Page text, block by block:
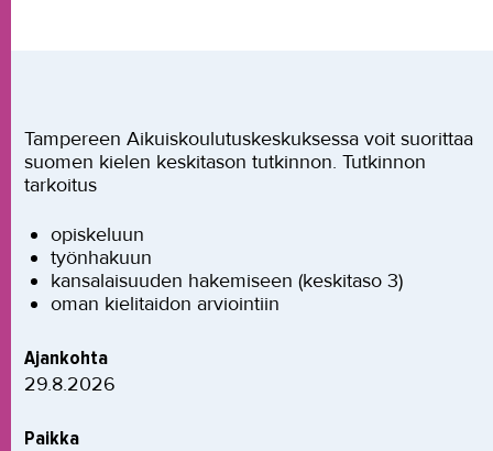
Tampereen Aikuiskoulutuskeskuksessa voit suorittaa
suomen kielen keskitason tutkinnon. Tutkinnon
tarkoitus
opiskeluun
työnhakuun
kansalaisuuden hakemiseen (keskitaso 3)
oman kielitaidon arviointiin
Ajankohta
29.8.2026
Paikka